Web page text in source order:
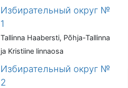
Избирательный округ №
1
Tallinna Haabersti, Põhja-Tallinna
ja Kristiine linnaosa
Избирательный округ №
2